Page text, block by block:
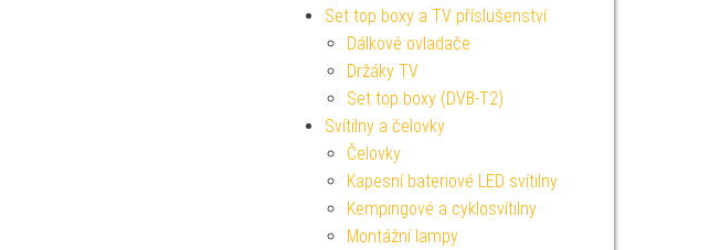
Set top boxy a TV příslušenství
Dálkové ovladače
Držáky TV
Set top boxy (DVB-T2)
Svítilny a čelovky
Čelovky
Kapesní bateriové LED svítilny
Kempingové a cyklosvítilny
Montážní lampy